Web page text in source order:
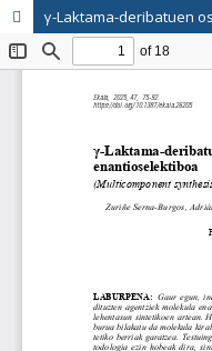
γ-Laktama-deribatuen